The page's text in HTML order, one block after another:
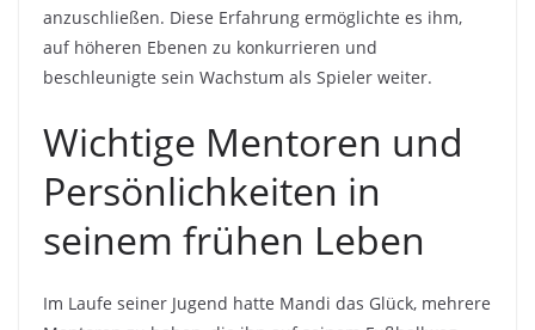
anzuschließen. Diese Erfahrung ermöglichte es ihm,
auf höheren Ebenen zu konkurrieren und
beschleunigte sein Wachstum als Spieler weiter.
Wichtige Mentoren und
Persönlichkeiten in
seinem frühen Leben
Im Laufe seiner Jugend hatte Mandi das Glück, mehrere